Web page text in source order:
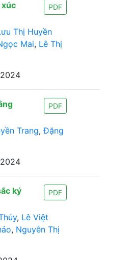
PDF
Thị Huyền
Mai, Lê Thị
PDF
Trang,Đặng
ký
PDF
, Lê Việt
, Nguyễn Thị